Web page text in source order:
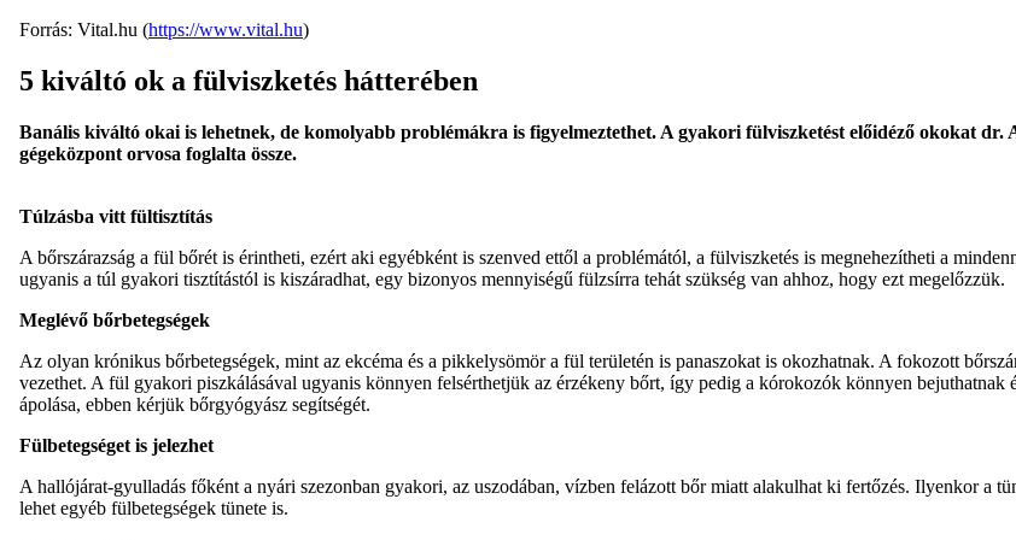
Forrás: Vital.hu (https://www.vital.hu)
5 kiváltó ok a fülviszketés hátterében
Banális kiváltó okai is lehetnek, de komolyabb problémákra is figyelmeztethet. A gyakori fülviszketést előidéző okokat
gégeközpont orvosa foglalta össze.
Túlzásba vitt fültisztítás
A bőrszárazság a fül bőrét is érintheti, ezért aki egyébként is szenved ettől a problémától, a fülviszketés is megnehezítheti a
ugyanis a túl gyakori tisztítástól is kiszáradhat, egy bizonyos mennyiségű fülzsírra tehát szükség van ahhoz, hogy ezt megelőzzük.
Meglévő bőrbetegségek
Az olyan krónikus bőrbetegségek, mint az ekcéma és a pikkelysömör a fül területén is panaszokat is okozhatnak. A fokozott
vezethet. A fül gyakori piszkálásával ugyanis könnyen felsérthetjük az érzékeny bőrt, így pedig a kórokozók könnyen bejuthatnak
ápolása, ebben kérjük bőrgyógyász segítségét.
Fülbetegséget is jelezhet
A hallójárat-gyulladás főként a nyári szezonban gyakori, az uszodában, vízben felázott bőr miatt alakulhat ki fertőzés. Ilyenkor a
lehet egyéb fülbetegségek tünete is.